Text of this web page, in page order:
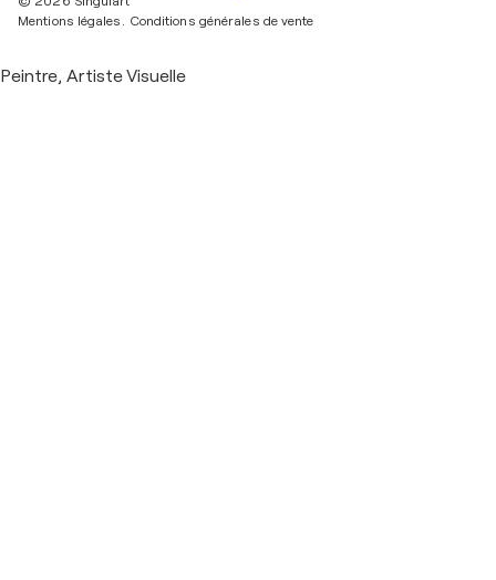
Mentions légales. Conditions générales de vente
Peintre, Artiste Visuelle